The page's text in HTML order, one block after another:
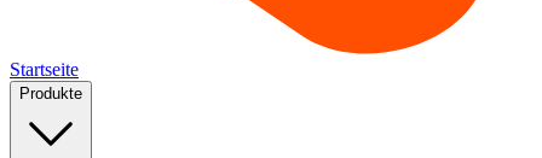
Startseite
Produkte